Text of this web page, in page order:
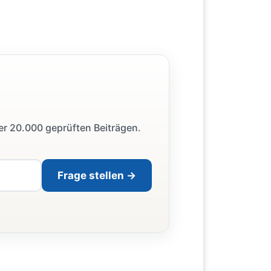
20.000 geprüften Beiträgen.
Frage stellen →